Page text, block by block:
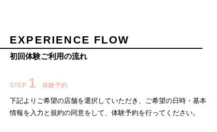
EXPERIENCE FLOW
初回体験ご利用の流れ
STEP 1 体験予約
下記よりご希望の店舗を選択していただき、ご希望の日時・基本
情報を入力と規約の同意をして、体験予約を行ってください。